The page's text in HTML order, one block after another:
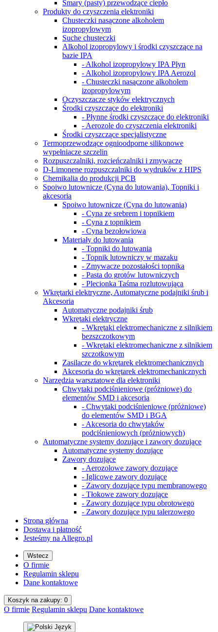
Smary (pasty) przewodzące ciepło
Produkty do czyszczenia elektroniki
Chusteczki nasączone alkoholem
izopropylowym
Suche chusteczki
Alkohol izopropylowy i środki czyszczące na
bazie IPA
- Alkohol izopropylowy IPA Płyn
- Alkohol izopropylowy IPA Aerozol
- Chusteczki nasączone alkoholem
izopropylowym
Oczyszczacze styków elektrycznych
Środki czyszczące do elektroniki
- Płynne środki czyszczące do elektroniki
- Aerozole do czyszczenia elektroniki
Środki czyszczące specjalistyczne
Termoprzewodzące ognioodporne silikonowe
wypełniacze szczelin
Rozpuszczalniki, rozcieńczalniki i zmywacze
D-Limonene rozpuszczalniki do wydruków z HIPS
Chemikalia do produkcji PCB
Spoiwo lutownicze (Cyna do lutowania), Topniki i
akcesoria
Spoiwo lutownicze (Cyna do lutowania)
- Cyna ze srebrem i topnikiem
- Cyna z topnikiem
- Cyna bezołowiowa
Materiały do lutowania
- Topniki do lutowania
- Topnik lutowniczy w mazaku
- Zmywacze pozostałości topnika
- Pasta do grotów lutowniczych
- Plecionka Taśma rozlutowująca
Wkrętarki elektryczne, Automatyczne podajniki śrub i
Akcesoria
Automatyczne podajniki śrub
Wkrętaki elektryczne
- Wkrętaki elektromechaniczne z silnikiem
bezszczotkowym
- Wkrętaki elektromechaniczne z silnikiem
szczotkowym
Zasilacze do wkrętarek elektromechanicznych
Akcesoria do wkrętarek elektromechanicznych
Narzędzia warsztatowe dla elektroniki
Chwytaki podciśnieniowe (próżniowe) do
elementów SMD i akcesoria
- Chwytaki podciśnieniowe (próżniowe)
do elementów SMD i BGA
- Akcesoria do сhwytaków
podciśnieniowych (próżniowych)
Automatyczne systemy dozujące i zawory dozujące
Automatyczne systemy dozujące
Zawory dozujące
- Aerozolowe zawory dozujące
- Iglicowe zawory dozujące
- Zawory dozujące typu membranowego
- Tłokowe zawory dozujące
- Zawory dozujące typu obrotowego
- Zawory dozujące typu talerzowego
Strona główna
Dostawa i płatność
Jesteśmy na Allegro.pl
Wstecz
O firmie
Regulamin sklepu
Dane kontaktowe
Koszyk nazakupy: 0
O firmie Regulamin sklepu Dane kontaktowe
Język